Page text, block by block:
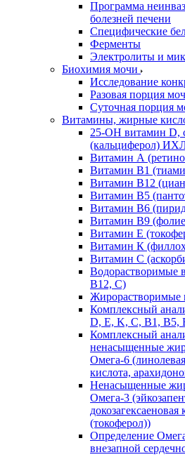
Программа
болезней печени
Специфические
Ферменты
Электролиты и
Биохимия мочи
Исследование
Разовая порция
Суточная порция
Витамины, жирные
25-OH витамин D,
(кальциферол)
Витамин А
Витамин В1
Витамин В12
Витамин В5
Витамин В6
Витамин В9
Витамин Е
Витамин К
Витамин С
Водорастворимые
В12, С)
Комплексный
D, E, K, C, B1, B5,
Комплексный
ненасыщенные
Омега-6
кислота,
Ненасыщенные
Омега-3
(токоферол))
Определение
внезапной